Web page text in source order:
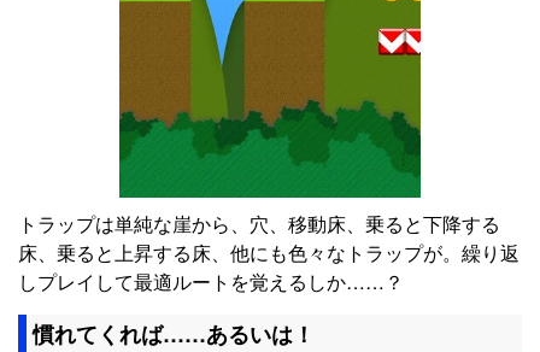
トラップは単純な崖から、穴、移動床、乗ると下降する
床、乗ると上昇する床、他にも色々なトラップが。繰り返
しプレイして最適ルートを覚えるしか……？
慣れてくれば……あるいは！